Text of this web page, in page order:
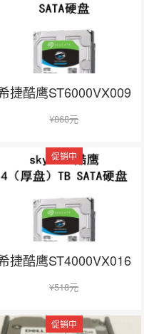
捷酷鹰ST6000VX009
¥868元
促销中
捷酷鹰ST4000VX016
¥518元
促销中